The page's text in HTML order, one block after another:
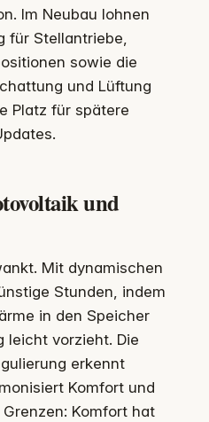
Im Neubau lohnen
für Stellantriebe,
sowie die
und Lüftung
Platz für spätere
und
Mit dynamischen
Stunden, indem
in den Speicher
leicht vorzieht. Die
erkennt
Komfort und
Komfort hat